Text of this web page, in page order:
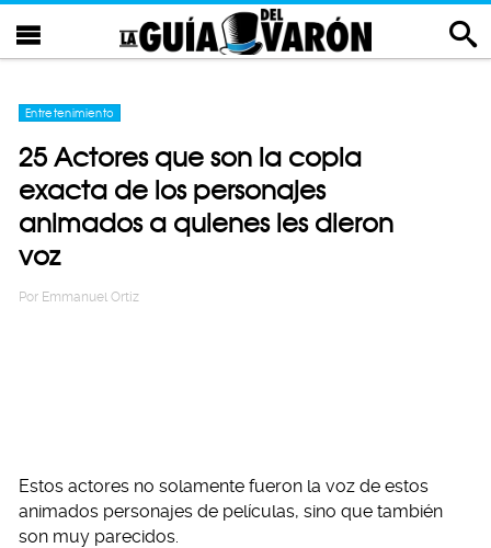
Entretenimiento
25 Actores que son la copia
exacta de los personajes
animados a quienes les dieron
voz
Por Emmanuel Ortiz
Estos actores no solamente fueron la voz de estos
animados personajes de películas, sino que también
son muy parecidos.